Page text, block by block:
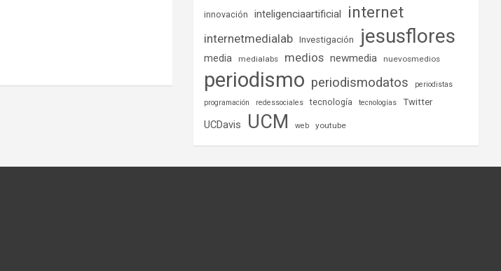
innovación inteligenciaartificial internet
internetmedialab Investigación jesusflores
media medialabs medios newmedia nuevosmedios
periodismo periodismodatos
periodistas
programación
redessociales tecnología tecnologías Twitter
UCDavis UCM web youtube